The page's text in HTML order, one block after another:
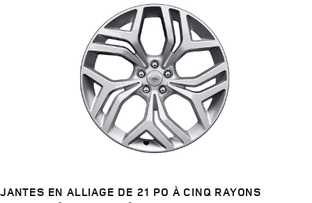
JANTES EN ALLIAGE DE 21 PO À CINQ RAYONS